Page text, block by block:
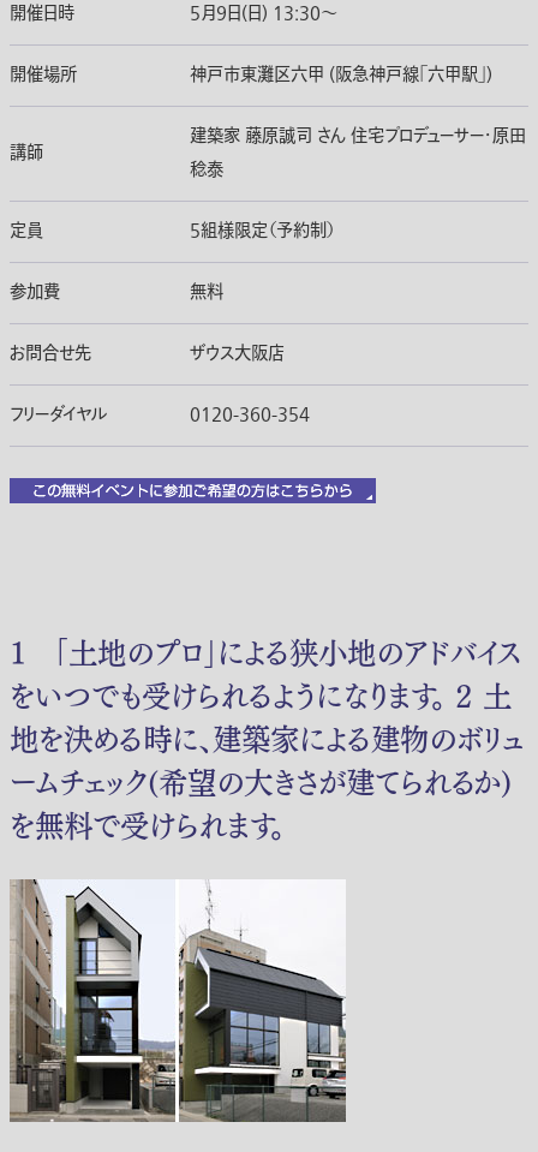
開催日時 5月9日(日) 13:30〜
開催場所 神戸市東灘区六甲 (阪急神戸線｢六甲駅｣)
講師
建築家 藤原誠司 さん 住宅プロデューサー・原田
稔泰
定員 5組様限定（予約制）
参加費 無料
お問合せ先 ザウス大阪店
フリーダイヤル 0120-360-354
１ ｢土地のプロ｣による狭小地のアドバイス
をいつでも受けられるようになります。 ２ 土
地を決める時に、建築家による建物のボリュ
ームチェック(希望の大きさが建てられるか)
を無料で受けられます。